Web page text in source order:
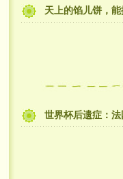
天上的馅儿饼，
世界杯后遗症：